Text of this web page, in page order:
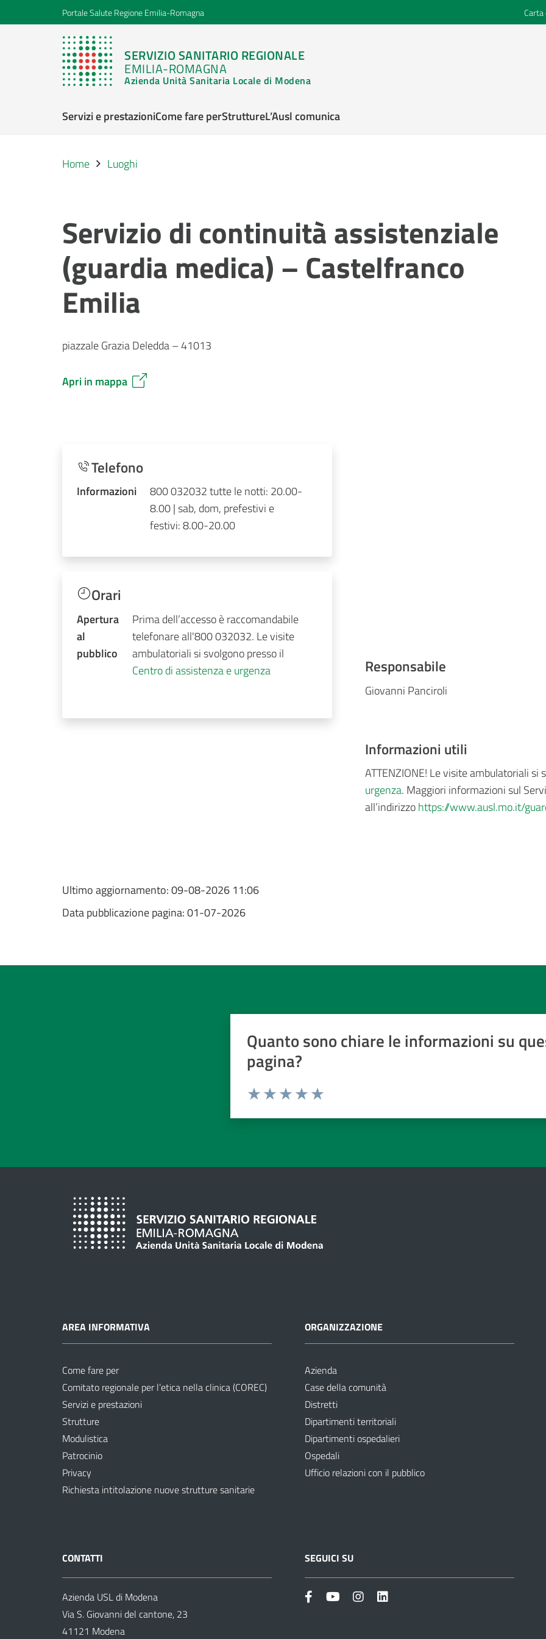
Portale Salute Regione Emilia-Romagna Carta
SERVIZIO SANITARIO REGIONALE
EMILIA-ROMAGNA
Azienda Unità Sanitaria Locale di Modena
Servizi e prestazioniCome fare perStruttureL’Ausl comunica
Home Luoghi
Servizio di continuità assistenziale
(guardia medica) – Castelfranco
Emilia
piazzale Grazia Deledda – 41013
Apri in mappa
Telefono
Informazioni
800 032032 tutte le notti: 20.00-
8.00 | sab, dom, prefestivi e
festivi: 8.00-20.00
Orari
Apertura
al
pubblico
Prima dell’accesso è raccomandabile
telefonare all'800 032032. Le visite
ambulatoriali si svolgono presso il
Centro di assistenza e urgenza
Responsabile
Giovanni Panciroli
Informazioni utili
ATTENZIONE! Le visite ambulatoriali si
urgenza. Maggiori informazioni sul
all’indirizzohttps://www.ausl.mo.it/
Ultimo aggiornamento:09-08-2026 11:06
Data pubblicazione pagina:01-07-2026
Quanto sono chiare le informazioni su
pagina?
Valuta da 1 a 5 stelle
AREA INFORMATIVA
Come fare per
Comitato regionale per l’etica nella clinica (COREC)
Servizi e prestazioni
Strutture
Modulistica
Patrocinio
Privacy
Richiesta intitolazione nuove strutture sanitarie
ORGANIZZAZIONE
Azienda
Case della comunità
Distretti
Dipartimenti territoriali
Dipartimenti ospedalieri
Ospedali
Ufficio relazioni con il pubblico
CONTATTI
Azienda USL di Modena
Via S. Giovanni del cantone, 23
41121 Modena
SEGUICI SU